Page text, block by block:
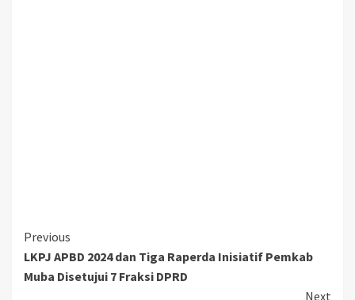
Continue
Reading
Previous
LKPJ APBD 2024 dan Tiga Raperda Inisiatif Pemkab
Muba Disetujui 7 Fraksi DPRD
Next